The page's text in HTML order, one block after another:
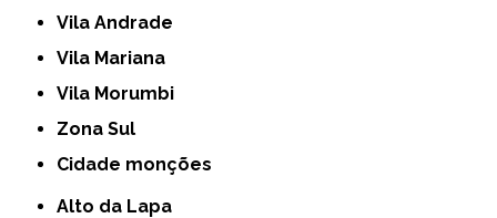
Vila Andrade
Vila Mariana
Vila Morumbi
Zona Sul
cidade monções
Alto da Lapa